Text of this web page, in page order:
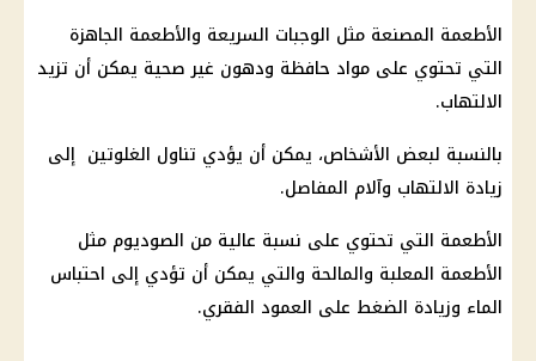
الأطعمة المصنعة مثل الوجبات السريعة والأطعمة الجاهزة
التي تحتوي على مواد حافظة ودهون غير صحية يمكن أن تزيد
الالتهاب.
بالنسبة لبعض الأشخاص، يمكن أن يؤدي تناول الغلوتين إلى
زيادة الالتهاب وآلام المفاصل.
الأطعمة التي تحتوي على نسبة عالية من الصوديوم مثل
الأطعمة المعلبة والمالحة والتي يمكن أن تؤدي إلى احتباس
الماء وزيادة الضغط على العمود الفقري.